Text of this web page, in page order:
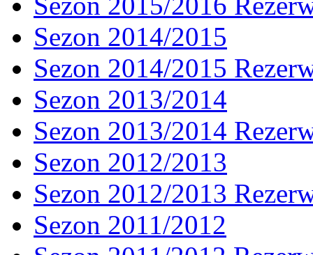
Sezon 2014/2015
Sezon 2014/2015
Sezon 2013/2014
Sezon 2013/2014
Sezon 2012/2013
Sezon 2012/2013
Sezon 2011/2012